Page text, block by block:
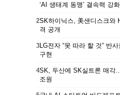
‘AI 생태계 동맹’ 결속력 강화
2SK하이닉스, 美샌디스크와
격 공개
3LG전자 “못 따라 할 것” 반
구현
4SK, 두산에 SK실트론 매각
조원